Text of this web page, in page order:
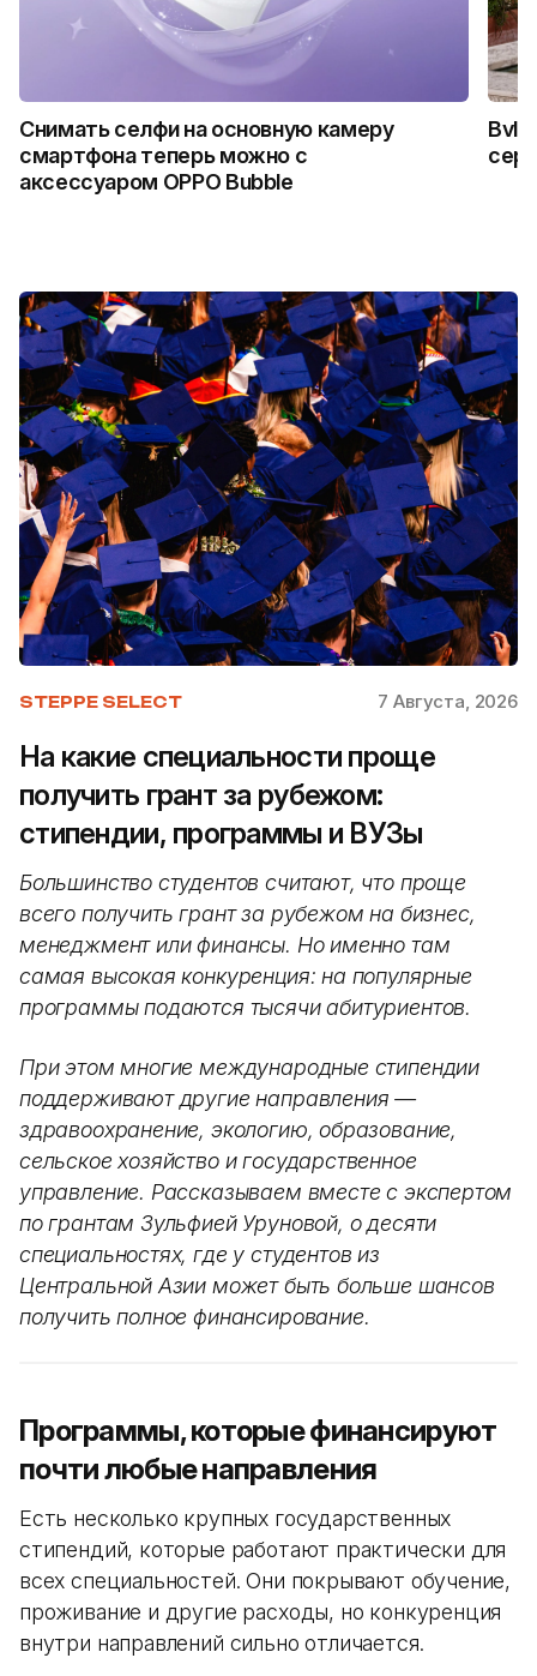
Снимать селфи на основную камеру
смартфона теперь можно с
аксессуаром OPPO Bubble
STEPPE SELECT 7 Августа, 2026
На какие специальности проще
получить грант за рубежом:
стипендии, программы и ВУЗы
Большинство студентов считают, что проще
всего получить грант за рубежом на бизнес,
менеджмент или финансы. Но именно там
самая высокая конкуренция: на популярные
программы подаются тысячи абитуриентов.
При этом многие международные стипендии
поддерживают другие направления —
здравоохранение, экологию, образование,
сельское хозяйство и государственное
управление. Рассказываем вместе с экспертом
по грантам Зульфией Уруновой, о десяти
специальностях, где у студентов из
Центральной Азии может быть больше шансов
получить полное финансирование.
Программы, которые финансируют
почти любые направления
Есть несколько крупных государственных
стипендий, которые работают практически для
всех специальностей. Они покрывают обучение,
проживание и другие расходы, но конкуренция
внутри направлений сильно отличается.